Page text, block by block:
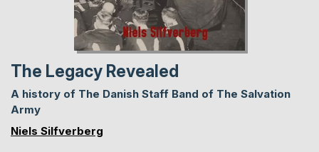
The Legacy Revealed
A history of The Danish Staff Band of The Salvation
Army
Niels Silfverberg